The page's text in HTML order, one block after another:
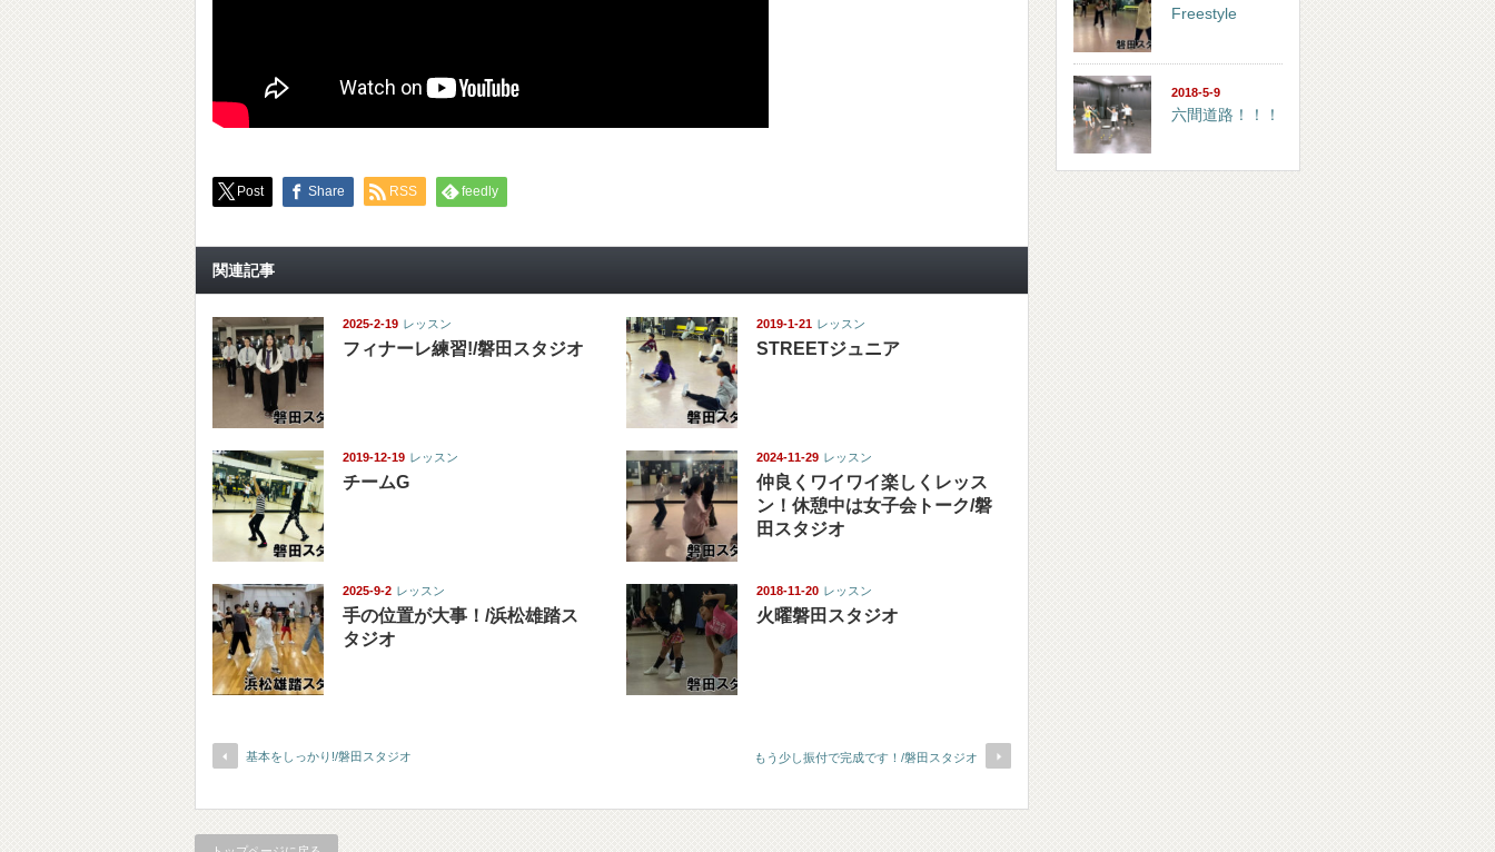
Post Share RSS feedly
関連記事
2025-2-19 レッスン
フィナーレ練習!/磐田スタジオ
2019-1-21 レッスン
STREETジュニア
2019-12-19 レッスン
チームG
2024-11-29 レッスン
仲良くワイワイ楽しくレッス
ン！休憩中は女子会トーク/磐
田スタジオ
2025-9-2 レッスン
手の位置が大事！/浜松雄踏ス
タジオ
2018-11-20 レッスン
火曜磐田スタジオ
基本をしっかり!/磐田スタジオ もう少し振付で完成です！/磐田スタジオ
Freestyle
2018-5-9
六間道路！！！